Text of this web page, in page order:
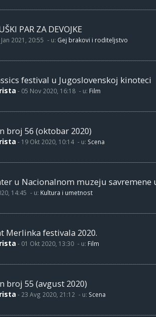
PAR ZA DEVOJKE
2021, 20:55 - u: Gej brakovi i roditeljstvo
festival u Jugoslovenskoj kinoteci
- 05 Nov 2020, 16:18 - u: Film
broj 56 (oktobar 2020)
- 19 Okt 2020, 10:14 - u: Scena
u Nacionalnom muzeju
14:45 - u: Kultura i umetnost
Merlinka festivala 2020.
- 01 Okt 2020, 13:30 - u: Film
broj 55 (avgust 2020)
- 23 Avg 2020, 21:12 - u: Scena